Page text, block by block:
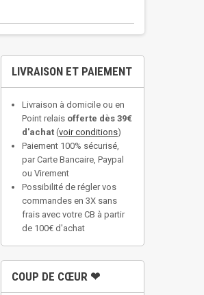
LIVRAISON ET PAIEMENT
Livraison à domicile ou en
Point relais offerte dès 39€
d'achat (voir conditions)
Paiement 100% sécurisé,
par Carte Bancaire, Paypal
ou Virement
Possibilité de régler vos
commandes en 3X sans
frais avec votre CB à partir
de 100€ d'achat
COUP DE CŒUR ❤